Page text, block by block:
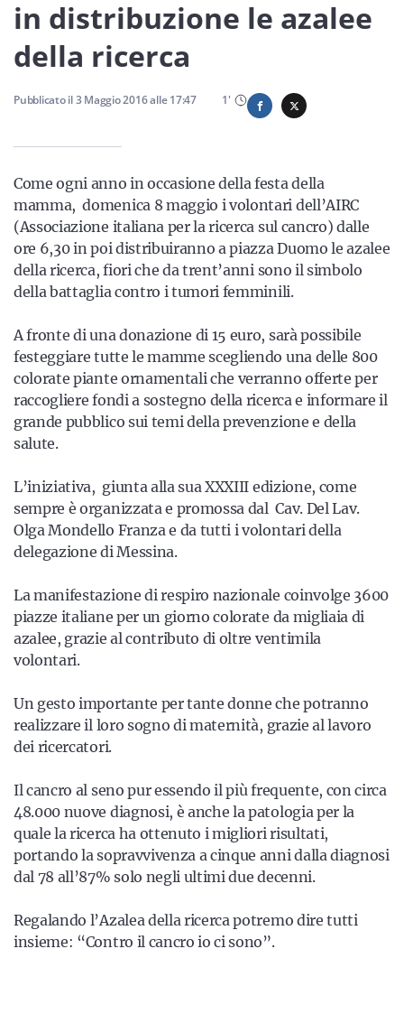
Servizi
Resta sempre aggiornato con le ultime news, iscriviti alla
nostra newsletter
Iscriviti
in distribuzione le azalee
della ricerca
Pubblicato il3 Maggio 2016alle17:47 1'
Come ogni anno in occasione della festa della
mamma, domenica 8 maggio i volontari dell’AIRC
(Associazione italiana per la ricerca sul cancro) dalle
ore 6,30 in poi distribuiranno a piazza Duomo le azalee
della ricerca, fiori che da trent’anni sono il simbolo
della battaglia contro i tumori femminili.
A fronte di una donazione di 15 euro, sarà possibile
festeggiare tutte le mamme scegliendo una delle 800
colorate piante ornamentali che verranno offerte per
raccogliere fondi a sostegno della ricerca e informare il
grande pubblico sui temi della prevenzione e della
salute.
L’iniziativa, giunta alla sua XXXIII edizione, come
sempre è organizzata e promossa dal Cav. Del Lav.
Olga Mondello Franza e da tutti i volontari della
delegazione di Messina.
La manifestazione di respiro nazionale coinvolge 3600
piazze italiane per un giorno colorate da migliaia di
azalee, grazie al contributo di oltre ventimila
volontari.
Un gesto importante per tante donne che potranno
realizzare il loro sogno di maternità, grazie al lavoro
dei ricercatori.
Il cancro al seno pur essendo il più frequente, con circa
48.000 nuove diagnosi, è anche la patologia per la
quale la ricerca ha ottenuto i migliori risultati,
portando la sopravvivenza a cinque anni dalla diagnosi
dal 78 all’87% solo negli ultimi due decenni.
Regalando l’Azalea della ricerca potremo dire tutti
insieme: “Contro il cancro io ci sono”.